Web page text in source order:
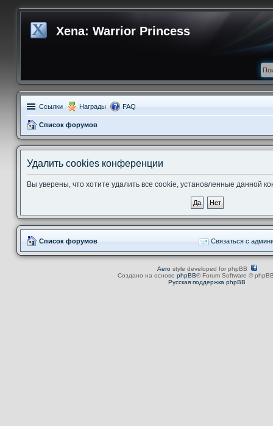
Xena: Warrior Princess
Ссылки Награды FAQ
Список форумов
Удалить cookies конференции
Вы уверены, что хотите удалить все cookie, установленные данной
Список форумов Связаться с
Aerostyle developed for phpBB
Создано на основе phpBB® Forum Software ©
Русская поддержка phpBB